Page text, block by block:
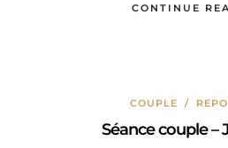
CONTINUE
COUPLE /
Séance couple –